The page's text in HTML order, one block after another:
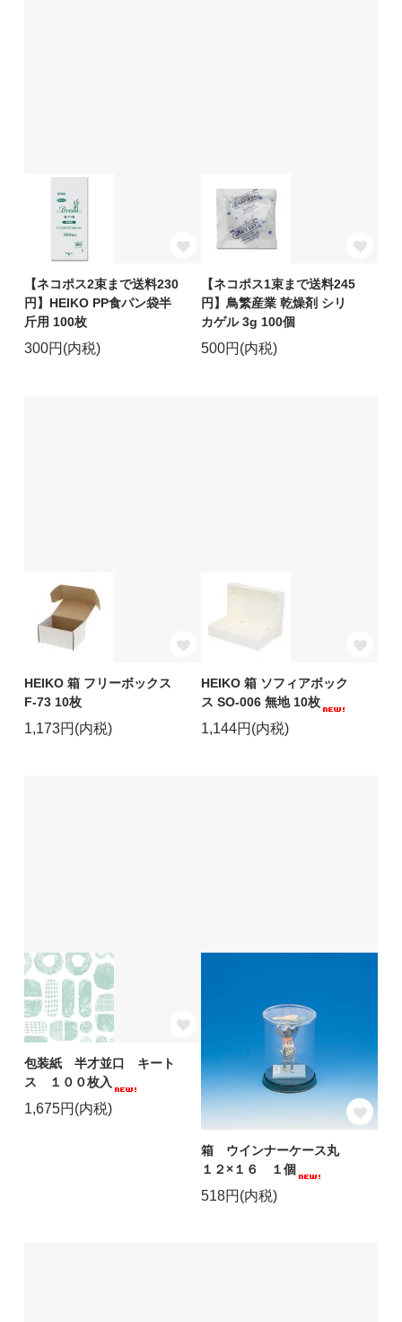
【ネコポス2束まで送料230
円】HEIKO PP食パン袋半
斤用 100枚
300円(内税)
【ネコポス1束まで送料245
円】鳥繁産業 乾燥剤 シリ
カゲル 3g 100個
500円(内税)
HEIKO 箱 フリーボックス
F-73 10枚
1,173円(内税)
HEIKO 箱 ソフィアボック
ス SO-006 無地 10枚
1,144円(内税)
包装紙 半才並口 キート
ス １００枚入
1,675円(内税)
箱 ウインナーケース丸
１２×１６ １個
518円(内税)